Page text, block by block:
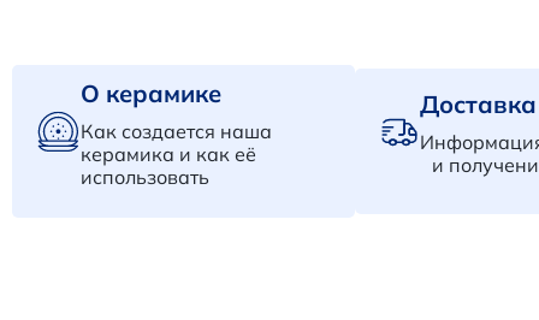
О керамике
Как создается наша
керамика и как её
использовать
и